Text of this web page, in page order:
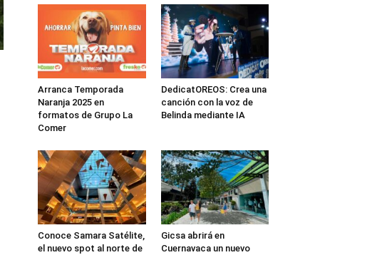
Arranca Temporada
Naranja 2025 en
formatos de Grupo La
Comer
DedicatOREOS: Crea una
canción con la voz de
Belinda mediante IA
Conoce Samara Satélite,
el nuevo spot al norte de
Gicsa abrirá en
Cuernavaca un nuevo